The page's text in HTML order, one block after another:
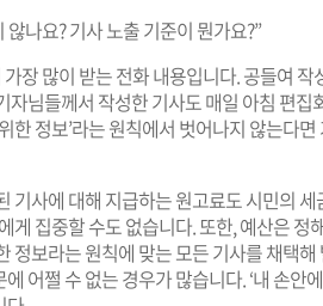
나요? 기사 노출 기준이 뭔가요?”
가장 많이 받는 전화 내용입니다. 공들여
자님들께서 작성한 기사도 매일 아침 편
한 정보’라는 원칙에서 벗어나지 않는다
기사에 대해 지급하는 원고료도 시민의
게 집중할 수도 없습니다. 또한, 예산은 정
정보라는 원칙에 맞는 모든 기사를 채택
어쩔 수 없는 경우가 많습니다. ‘내 손안